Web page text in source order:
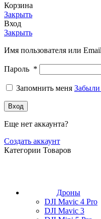
Корзина
Закрыть
Вход
Закрыть
Имя пользователя или
Пароль *
Запомнить меня Забыли
Вход
Еще нет аккаунта?
Создать аккаунт
Категории Товаров
Дроны
DJI Mavic 4 Pro
DJI Mavic 3